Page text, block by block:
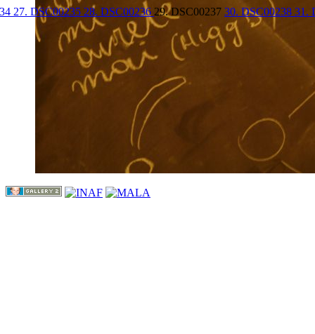
27. DSC00235 28. DSC00236 29. DSC00237 30. DSC00238 31.